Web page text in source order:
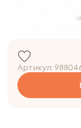
Артикул: